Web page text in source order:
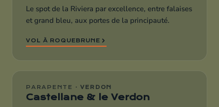
Le spot de la Riviera par excellence, entre falaises
et grand bleu, aux portes de la principauté.
VOL À ROQUEBRUNE
PARAPENTE ·VERDON
Castellane & le Verdon